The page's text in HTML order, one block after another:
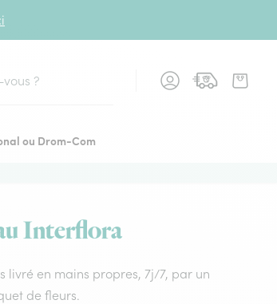
ou Drom-Com
Interflora
livré en mains propres, 7j/7, par un
de fleurs.